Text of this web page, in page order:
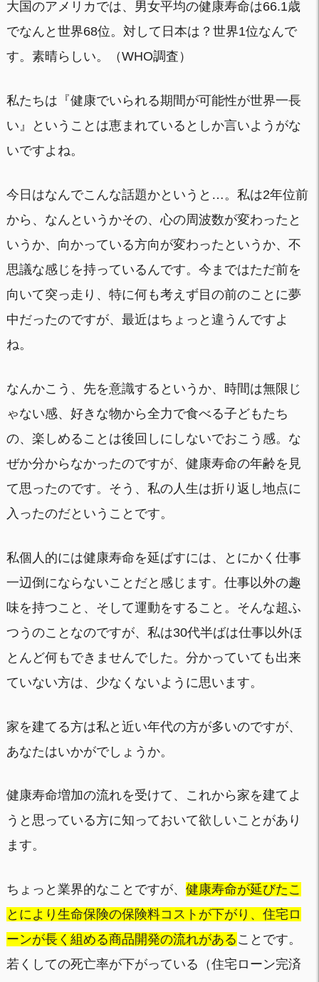
大国のアメリカでは、男女平均の健康寿命は66.1歳
でなんと世界68位。対して日本は？世界1位なんで
す。素晴らしい。（WHO調査）
私たちは『健康でいられる期間が可能性が世界一長
い』ということは恵まれているとしか言いようがな
いですよね。
今日はなんでこんな話題かというと…。私は2年位前
から、なんというかその、心の周波数が変わったと
いうか、向かっている方向が変わったというか、不
思議な感じを持っているんです。今まではただ前を
向いて突っ走り、特に何も考えず目の前のことに夢
中だったのですが、最近はちょっと違うんですよ
ね。
なんかこう、先を意識するというか、時間は無限じ
ゃない感、好きな物から全力で食べる子どもたち
の、楽しめることは後回しにしないでおこう感。な
ぜか分からなかったのですが、健康寿命の年齢を見
て思ったのです。そう、私の人生は折り返し地点に
入ったのだということです。
私個人的には健康寿命を延ばすには、とにかく仕事
一辺倒にならないことだと感じます。仕事以外の趣
味を持つこと、そして運動をすること。そんな超ふ
つうのことなのですが、私は30代半ばは仕事以外ほ
とんど何もできませんでした。分かっていても出来
ていない方は、少なくないように思います。
家を建てる方は私と近い年代の方が多いのですが、
あなたはいかがでしょうか。
健康寿命増加の流れを受けて、これから家を建てよ
うと思っている方に知っておいて欲しいことがあり
ます。
ちょっと業界的なことですが、 健康寿命が延びたこ
とにより生命保険の保険料コストが下がり、住宅ロ
ーンが長く組める商品開発の流れがある ことです。
若くしての死亡率が下がっている（住宅ローン完済